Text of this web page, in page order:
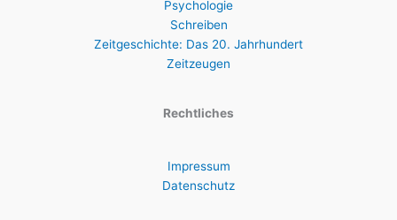
Psychologie
Schreiben
Zeitgeschichte: Das 20. Jahrhundert
Zeitzeugen
Rechtliches
Impressum
Datenschutz